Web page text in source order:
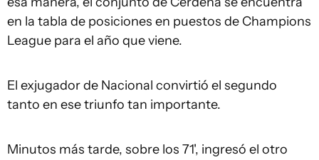
en la tabla de posiciones en puestos de Champions
League para el año que viene.
El exjugador de Nacional convirtió el segundo
tanto en ese triunfo tan importante.
Minutos más tarde, sobre los 71', ingresó el otro